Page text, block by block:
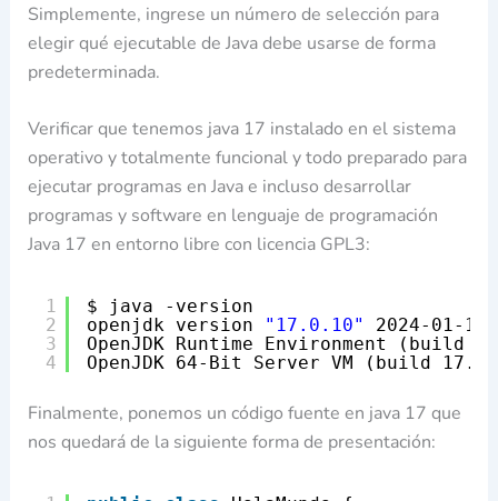
Simplemente, ingrese un número de selección para
elegir qué ejecutable de Java debe usarse de forma
predeterminada.
Verificar que tenemos java 17 instalado en el sistema
operativo y totalmente funcional y todo preparado para
ejecutar programas en Java e incluso desarrollar
programas y software en lenguaje de programación
Java 17 en entorno libre con licencia GPL3:
1
2
3
4
$ java -version
openjdk version
"17.0.10"
2024-01-16
OpenJDK Runtime Environment (build
OpenJDK 64-Bit Server VM (build
Finalmente, ponemos un código fuente en java 17 que
nos quedará de la siguiente forma de presentación: